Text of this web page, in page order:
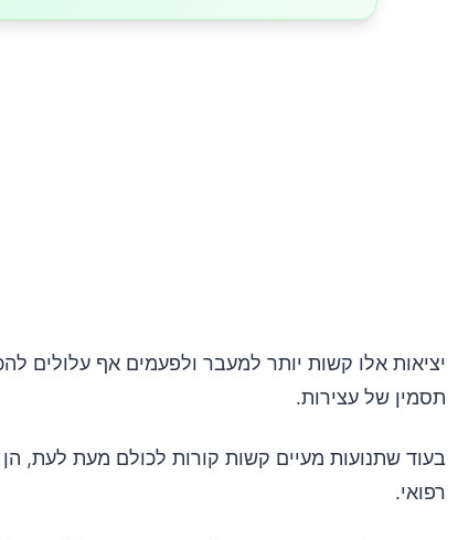
סיבוכים
יציאות אלו קשות יותר למעבר ולפעמים אף עלולים
תסמין של עצירות.
בעוד שתנועות מעיים קשות קורות לכולם מעת לעת,
רפואי.